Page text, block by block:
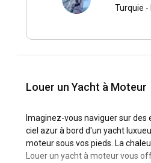
Turquie -
Louer un Yacht à Moteur
Imaginez-vous naviguer sur des
ciel azur à bord d'un yacht
moteur sous vos pieds. La
Louer un yacht à moteur vous